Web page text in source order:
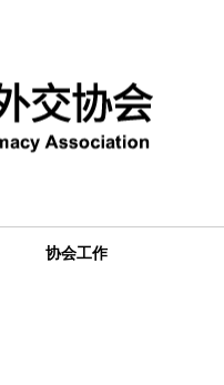
协会工作